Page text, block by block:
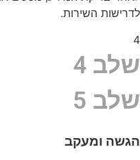
לדרישות השירות.
4
שלב 4
שלב 5
הגשה ומעקב